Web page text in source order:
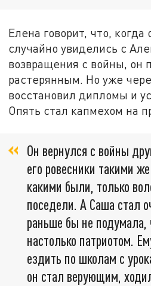
Елена говорит, что,
случайно увиделись с
возвращения с войны, он
растерянным. Но уже
восстановил дипломы и
Опять стал капмехом на
Он вернулся с войны
его ровесники такими
какими были, только
поседели. А Саша стал
раньше бы не подумала,
настолько патриотом.
ездить по школам с
он стал верующим,